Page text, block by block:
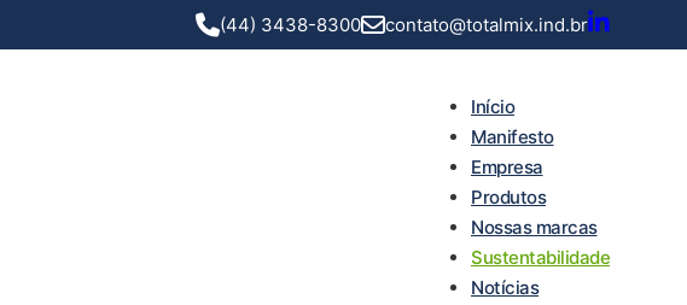
(44) 3438-8300 contato@totalmix.ind.br
Início
Manifesto
Empresa
Produtos
Nossas marcas
Sustentabilidade
Notícias